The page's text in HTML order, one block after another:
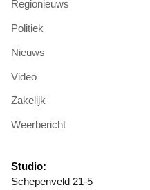
Regionieuws
Politiek
Nieuws
Video
Zakelijk
Weerbericht
Studio:
Schepenveld 21-5